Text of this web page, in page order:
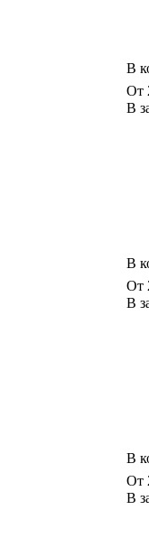
В
От
В
В
От
В
В
От
В